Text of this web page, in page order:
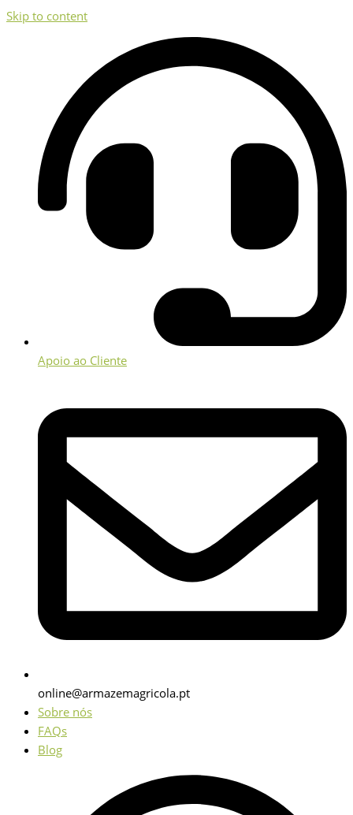
Skip to content
Apoio ao Cliente
online@armazemagricola.pt
Sobre nós
FAQs
Blog